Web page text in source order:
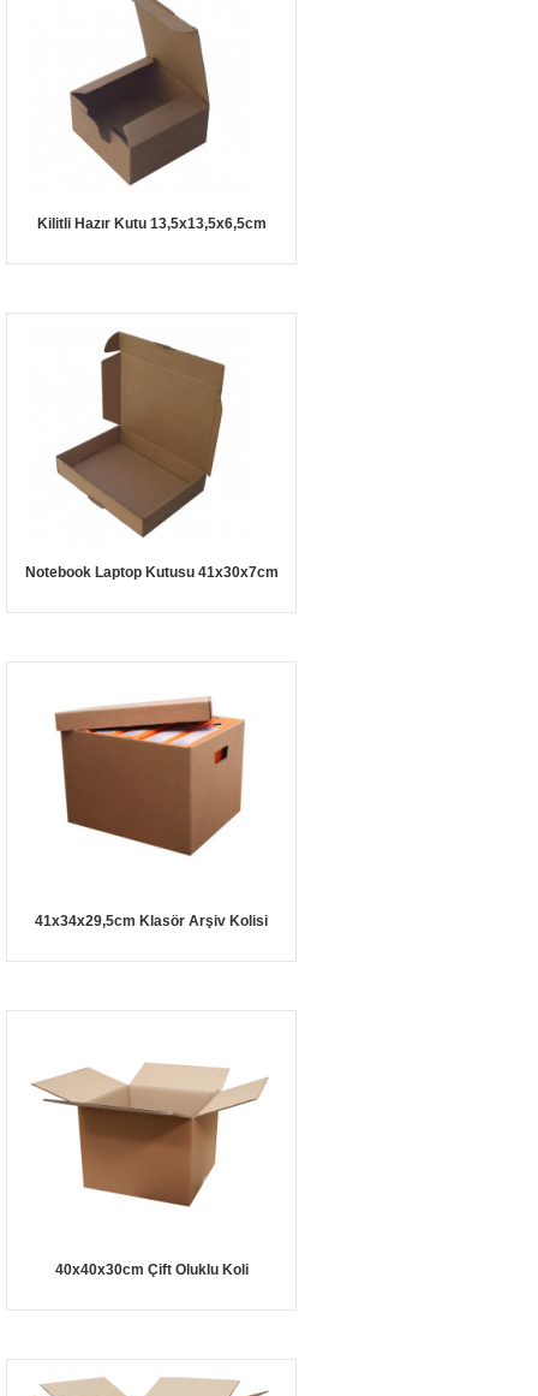
Kilitli Hazır Kutu 13,5x13,5x6,5cm
Notebook Laptop Kutusu 41x30x7cm
41x34x29,5cm Klasör Arşiv Kolisi
40x40x30cm Çift Oluklu Koli